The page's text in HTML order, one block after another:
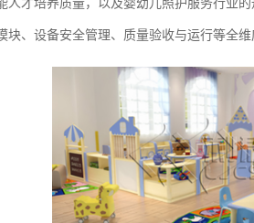
块、设备安全管理、质量验收与运行等全维